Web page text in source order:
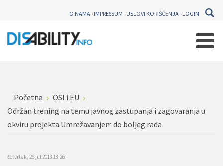
O NAMA IMPRESSUM USLOVI KORIŠĆENJA LOGIN
Početna
OSI i EU
Održan trening na temu javnog zastupanja i zagovaranja u
okviru projekta Umrežavanjem do boljeg rada
četvrtak, 26 jul 2018 18:26